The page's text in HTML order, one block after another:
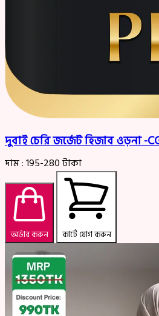
দুবাই চেরি জর্জেট হিজাব ওড়না -
দাম :195-280টাকা
অর্ডার করুন কার্টে যোগ করুন